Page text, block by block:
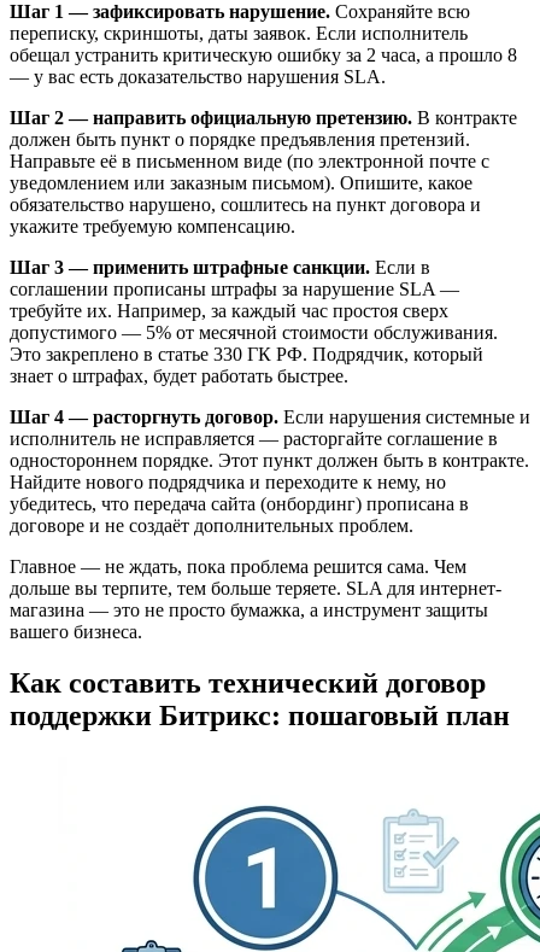
Шаг 1 — зафиксировать нарушение. Сохраняйте всю
переписку, скриншоты, даты заявок. Если исполнитель
обещал устранить критическую ошибку за 2 часа, а прошло 8
— у вас есть доказательство нарушения SLA.
Шаг 2 — направить официальную претензию. В контракте
должен быть пункт о порядке предъявления претензий.
Направьте её в письменном виде (по электронной почте с
уведомлением или заказным письмом). Опишите, какое
обязательство нарушено, сошлитесь на пункт договора и
укажите требуемую компенсацию.
Шаг 3 — применить штрафные санкции. Если в
соглашении прописаны штрафы за нарушение SLA —
требуйте их. Например, за каждый час простоя сверх
допустимого — 5% от месячной стоимости обслуживания.
Это закреплено в статье 330 ГК РФ. Подрядчик, который
знает о штрафах, будет работать быстрее.
Шаг 4 — расторгнуть договор. Если нарушения системные и
исполнитель не исправляется — расторгайте соглашение в
одностороннем порядке. Этот пункт должен быть в контракте.
Найдите нового подрядчика и переходите к нему, но
убедитесь, что передача сайта (онбординг) прописана в
договоре и не создаёт дополнительных проблем.
Главное — не ждать, пока проблема решится сама. Чем
дольше вы терпите, тем больше теряете. SLA для интернет-
магазина — это не просто бумажка, а инструмент защиты
вашего бизнеса.
Как составить технический договор
поддержки Битрикс: пошаговый план